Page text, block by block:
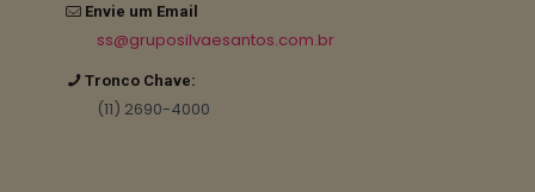
Envie um Email
ss@gruposilvaesantos.com.br
Tronco Chave:
(11) 2690-4000